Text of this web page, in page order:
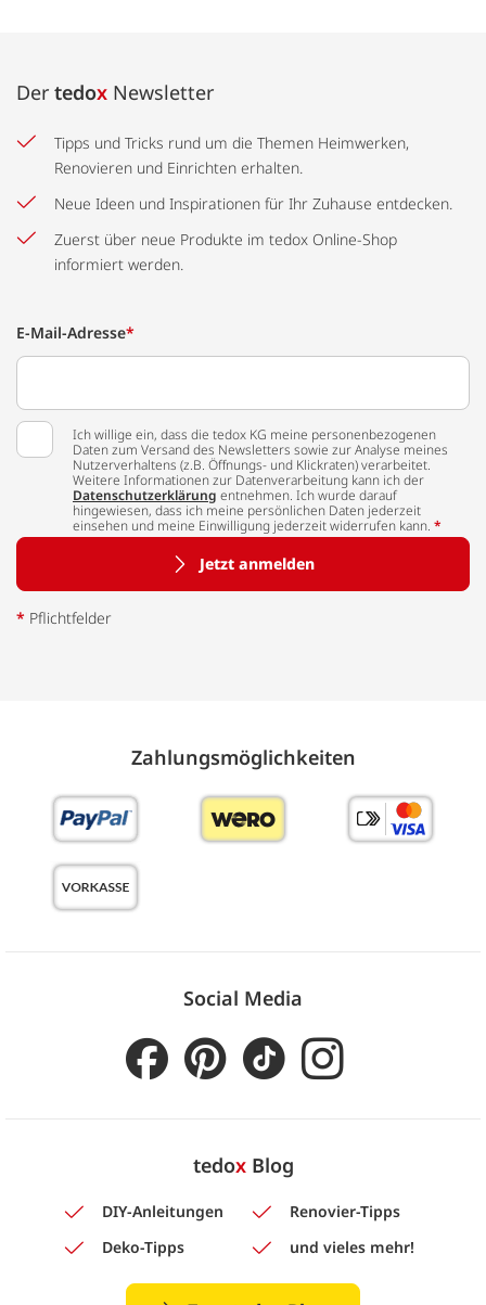
Der tedox Newsletter
Tipps und Tricks rund um die Themen Heimwerken,
Renovieren und Einrichten erhalten.
Neue Ideen und Inspirationen für Ihr Zuhause entdecken.
Zuerst über neue Produkte im tedox Online-Shop
informiert werden.
E-Mail-Adresse*
Ich willige ein, dass die tedox KG meine personenbezogenen
Daten zum Versand des Newsletters sowie zur Analyse meines
Nutzerverhaltens (z.B. Öffnungs- und Klickraten) verarbeitet.
Weitere Informationen zur Datenverarbeitung kann ich der
Datenschutzerklärung entnehmen. Ich wurde darauf
hingewiesen, dass ich meine persönlichen Daten jederzeit
einsehen und meine Einwilligung jederzeit widerrufen kann. *
Jetzt anmelden
* Pflichtfelder
Zahlungs­möglich­keiten
Social Media
tedoxBlog
DIY-Anleitungen
Renovier-Tipps
Deko-Tipps
und vieles mehr!